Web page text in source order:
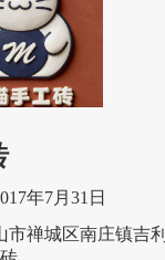
年7月31日
市禅城区南庄镇吉利